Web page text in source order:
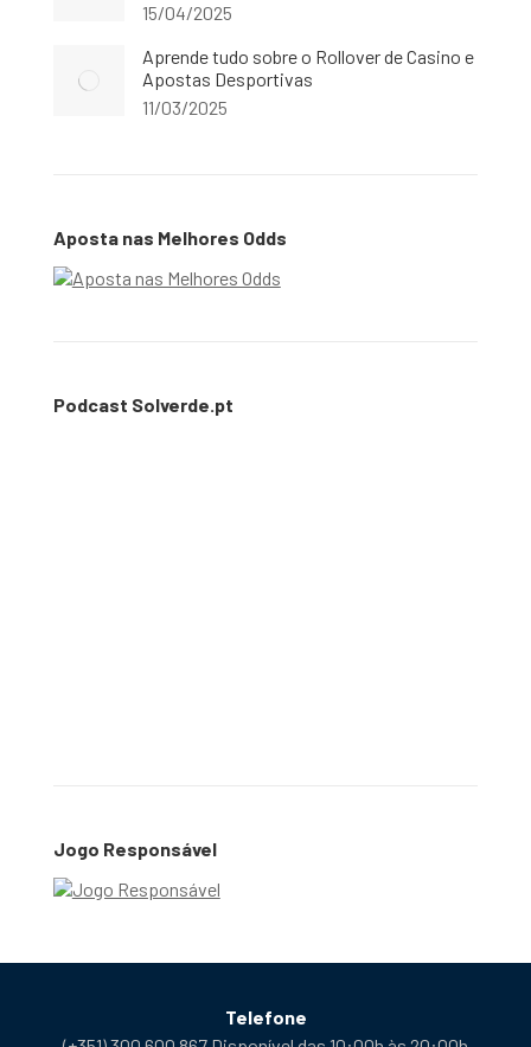
15/04/2025
Aprende tudo sobre o Rollover de Casino e
Apostas Desportivas
11/03/2025
Aposta nas Melhores Odds
Podcast Solverde.pt
Jogo Responsável
Telefone